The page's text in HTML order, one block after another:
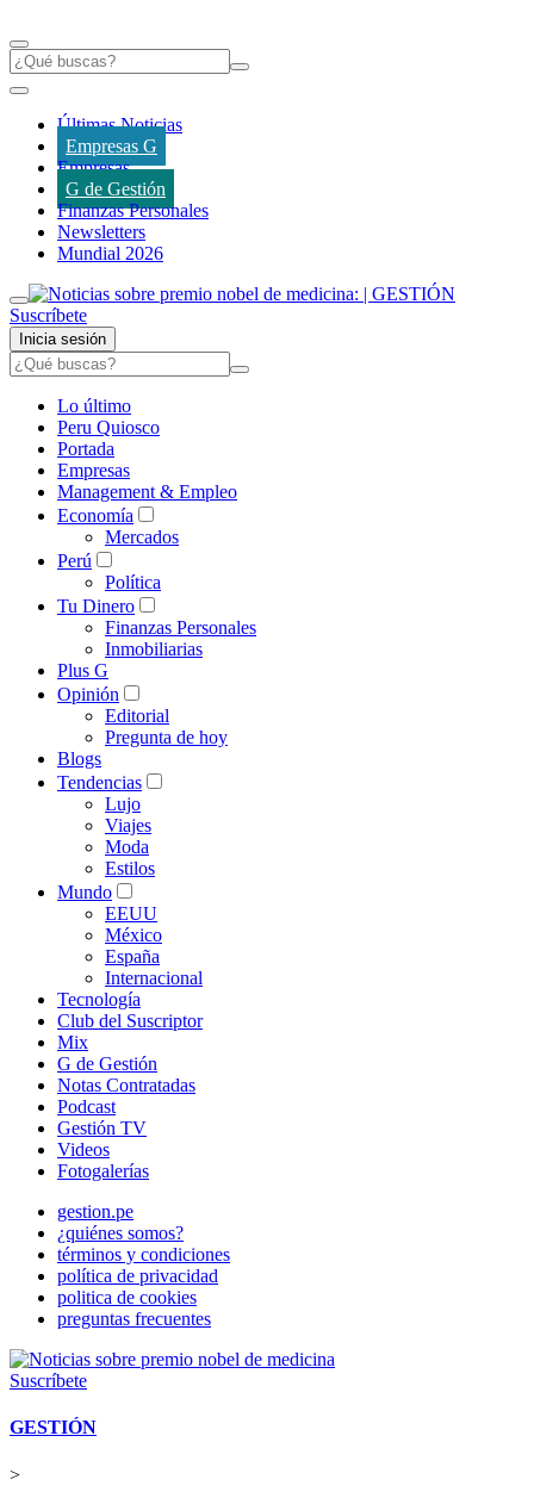
Últimas Noticias
Empresas G
Empresas
G de Gestión
Finanzas Personales
Newsletters
Mundial 2026
Suscríbete
Inicia sesión
Lo último
Peru Quiosco
Portada
Empresas
Management & Empleo
Economía
Mercados
Perú
Política
Tu Dinero
Finanzas Personales
Inmobiliarias
Plus G
Opinión
Editorial
Pregunta de hoy
Blogs
Tendencias
Lujo
Viajes
Moda
Estilos
Mundo
EEUU
México
España
Internacional
Tecnología
Club del Suscriptor
Mix
G de Gestión
Notas Contratadas
Podcast
Gestión TV
Videos
Fotogalerías
gestion.pe
¿quiénes somos?
términos y condiciones
política de privacidad
politica de cookies
preguntas frecuentes
Suscríbete
GESTIÓN
>